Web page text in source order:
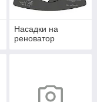
Насадки на
реноватор